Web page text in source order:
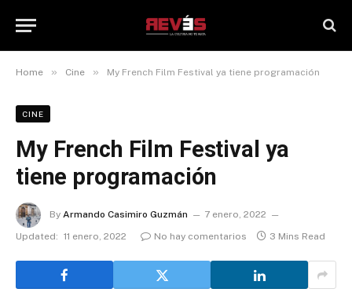
Home » Cine » My French Film Festival ya tiene programación
CINE
My French Film Festival ya
tiene programación
By Armando Casimiro Guzmán
7 enero, 2022
Updated: 11 enero, 2022 No hay comentarios 3 Mins Read